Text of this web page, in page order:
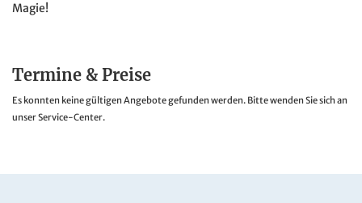
Magie!
Termine & Preise
Es konnten keine gültigen Angebote gefunden werden. Bitte wenden Sie sich an
unser Service-Center.